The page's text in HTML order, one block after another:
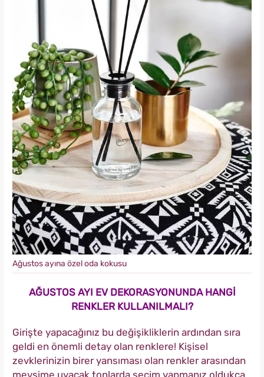
Ağustos ayına özel oda kokusu
AĞUSTOS AYI EV DEKORASYONUNDA HANGİ
RENKLER KULLANILMALI?
Girişte yapacağınız bu değişikliklerin ardından sıra
geldi en önemli detay olan renklere! Kişisel
zevklerinizin birer yansıması olan renkler arasından
mevsime uyacak tonlarda seçim yapmanız oldukça